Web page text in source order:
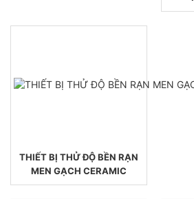
THIẾT BỊ THỬ ĐỘ BỀN RẠN
MEN GẠCH CERAMIC